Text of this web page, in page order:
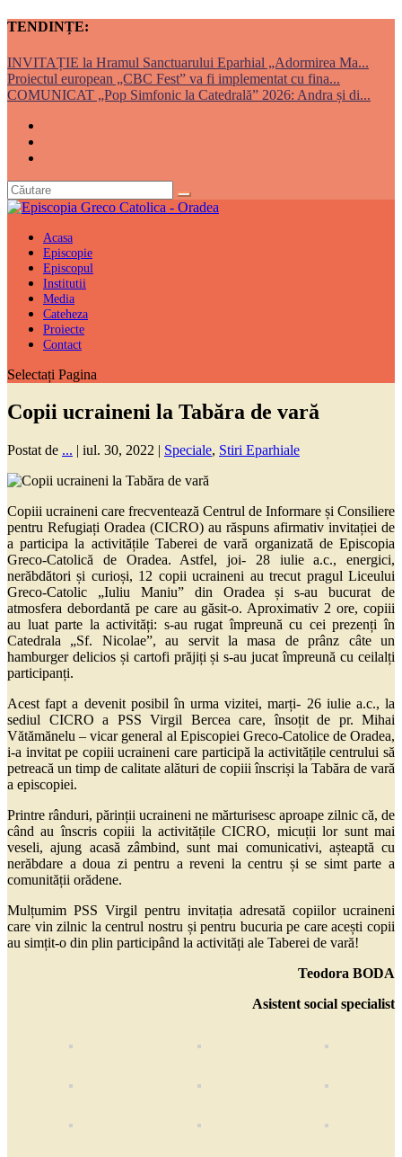
TENDINȚE:
INVITAȚIE la Hramul Sanctuarului Eparhial „Adormirea Ma...
Proiectul european „CBC Fest” va fi implementat cu fina...
COMUNICAT „Pop Simfonic la Catedrală” 2026: Andra și di...
Acasa
Episcopie
Episcopul
Institutii
Media
Cateheza
Proiecte
Contact
Selectați Pagina
Copii ucraineni la Tabăra de vară
Postat de ... | iul. 30, 2022 | Speciale, Stiri Eparhiale
Copiii ucraineni care frecventează Centrul de Informare și Consiliere
pentru Refugiați Oradea (CICRO) au răspuns afirmativ invitației de
a participa la activitățile Taberei de vară organizată de Episcopia
Greco-Catolică de Oradea. Astfel, joi- 28 iulie a.c., energici,
nerăbdători și curioși, 12 copii ucraineni au trecut pragul Liceului
Greco-Catolic „Iuliu Maniu” din Oradea și s-au bucurat de
atmosfera debordantă pe care au găsit-o. Aproximativ 2 ore, copiii
au luat parte la activități: s-au rugat împreună cu cei prezenți în
Catedrala „Sf. Nicolae”, au servit la masa de prânz câte un
hamburger delicios și cartofi prăjiți și s-au jucat împreună cu ceilalți
participanți.
Acest fapt a devenit posibil în urma vizitei, marți- 26 iulie a.c., la
sediul CICRO a PSS Virgil Bercea care, însoțit de pr. Mihai
Vătămănelu – vicar general al Episcopiei Greco-Catolice de Oradea,
i-a invitat pe copiii ucraineni care participă la activitățile centrului să
petreacă un timp de calitate alături de copiii înscriși la Tabăra de vară
a episcopiei.
Printre rânduri, părinții ucraineni ne mărturisesc aproape zilnic că, de
când au înscris copiii la activitățile CICRO, micuții lor sunt mai
veseli, ajung acasă zâmbind, sunt mai comunicativi, așteaptă cu
nerăbdare a doua zi pentru a reveni la centru și se simt parte a
comunității orădene.
Mulțumim PSS Virgil pentru invitația adresată copiilor ucraineni
care vin zilnic la centrul nostru și pentru bucuria pe care acești copii
au simțit-o din plin participând la activități ale Taberei de vară!
Teodora BODA
Asistent social specialist